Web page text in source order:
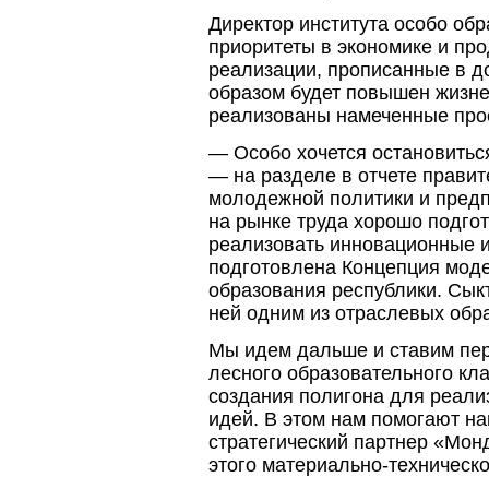
Директор института особо
приоритеты в экономике и
реализации, прописанные в
образом будет повышен
реализованы намеченные
— Особо хочется
— на разделе в отчете
молодежной политики и
на рынке труда хорошо
реализовать инновационные
подготовлена Концепция
образования республики.
ней одним из отраслевых
Мы идем дальше и ставим
лесного образовательного
создания полигона для
идей. В этом нам помогают
стратегический партнер
этого материально-